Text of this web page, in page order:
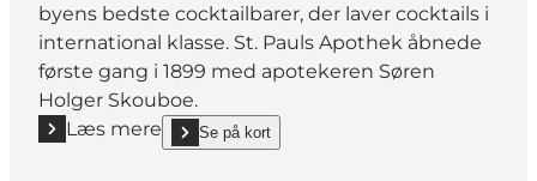
byens bedste cocktailbarer, der laver cocktails i
international klasse. St. Pauls Apothek åbnede
første gang i 1899 med apotekeren Søren
Holger Skouboe.
Læs mere
Læs mere "St. Pauls Apothek"
Se på kort
show St. Pauls Apothek on_map